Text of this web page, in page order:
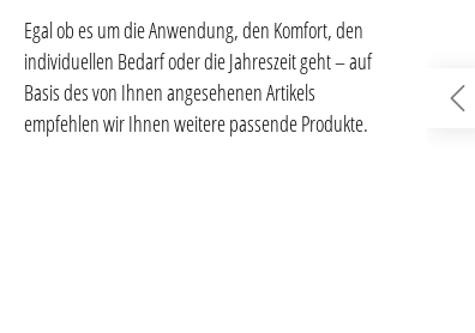
Egal ob es um die Anwendung, den Komfort, den
individuellen Bedarf oder die Jahreszeit geht – auf
Basis des von Ihnen angesehenen Artikels
empfehlen wir Ihnen weitere passende Produkte.